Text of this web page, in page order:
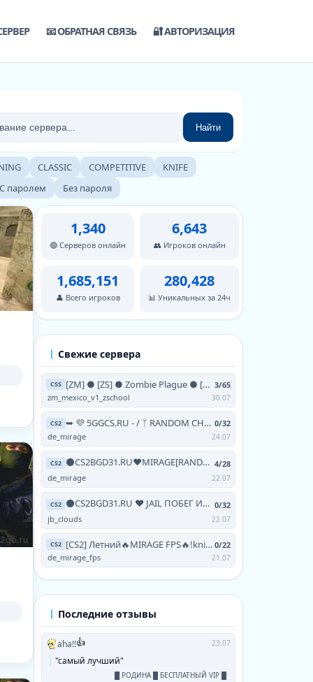
📧 ОБРАТНАЯ СВЯЗЬ 🔐 АВТОРИЗАЦИЯ
Найти
CLASSIC COMPETITIVE
KNIFE
С паролем
Без пароля
1,340
🟢 Серверов онлайн
6,643
👥 Игроков онлайн
1,685,151
👤 Всего игроков
280,428
📊 Уникальных за 24ч
Свежие сервера
CSS [ZM] ● [ZS] ● Zombie Plague ● [NO-STEAM | V93 | 24/7] 3/65
zm_mexico_v1_zschool
30.07
CS2 ➥ 💜 5GGCS.RU - / ᛉ RANDOM CHEATS / 💜 TERRA ツ 0/32
de_mirage
24.07
CS2 ⚫CS2BGD31.RU❤MIRAGE[RANDOM CHEATS+!VIPTEST,!SKINS] 4/28
de_mirage
22.07
CS2 ⚫CS2BGD31.RU ❤ JAIL ПОБЕГ ИЗ АДА [FREE HOOK|GRAB| 0/32
jb_clouds
22.07
CS2 [CS2] Летний🔥MIRAGE FPS🔥!knife !skins !testvip 0/22
de_mirage_fps
21.07
Последние отзывы
aha!!👍 23.07
"самый лучший"
█ РОДИНА █ БЕСПЛАТНЫЙ VIP █